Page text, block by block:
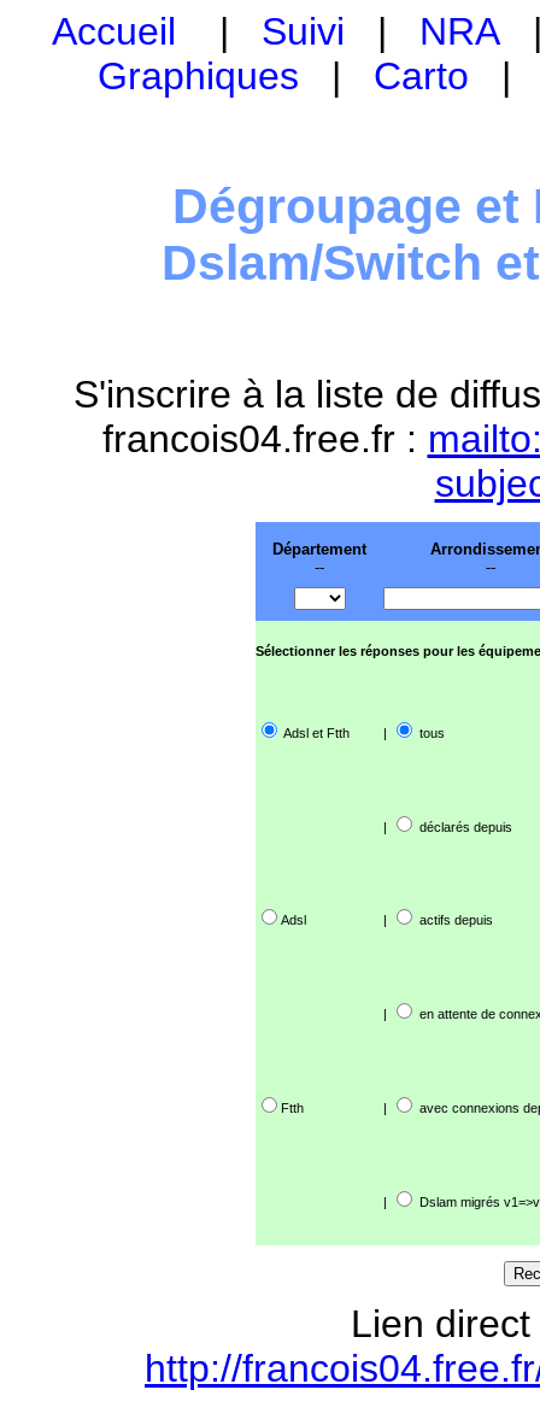
Accueil | Suivi | NRA
Graphiques | Carto
Dégroupage et
Dslam/Switch
S'inscrire à la liste de
francois04.free.fr :
Département
--
--
Sélectionner les réponses pour les
Adsl et Ftth | tous
| déclarés depuis
Adsl | actifs depuis
| en attente de
Ftth | avec connexions
| Dslam migrés
Lien
http://